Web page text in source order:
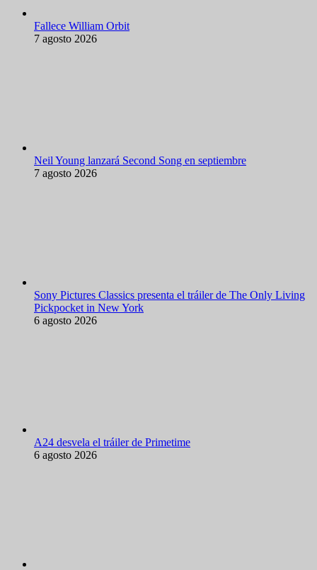
Fallece William Orbit
7 agosto 2026
Neil Young lanzará Second Song en septiembre
7 agosto 2026
Sony Pictures Classics presenta el tráiler de The Only Living
Pickpocket in New York
6 agosto 2026
A24 desvela el tráiler de Primetime
6 agosto 2026